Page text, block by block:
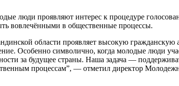
люди проявляют интерес к процедуре
вовлечёнными в общественные процессы.
области проявляет высокую гражданскую
Особенно символично, когда молодые люди
за будущее страны. Наша задача —
процессам”, — отметил директор